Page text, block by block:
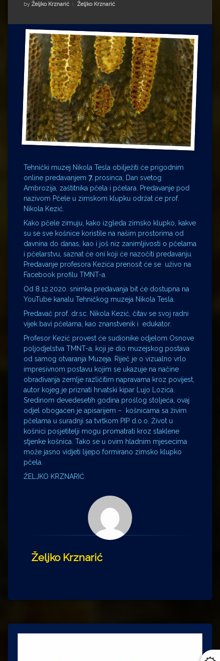
Impressum
Milenko Strižak
Drugi autori
Drugi autori
Matea Andrić
Ljiljana Lekanić-Kljaić
Željko Krznarić
Mario Lovreković
Miroslav Šantek
by Željko Krznarić Kategorije:
Željko Krznarić
Tehnički muzej Nikola Tesla obilježiti će prigodnim
online predavanjem 7. prosinca, Dan svetog
Ambrozija, zaštitnika pčela i pčelara. Predavanje pod
nazivom Pčele u zimskom klupku održat će prof.
Nikola Kezić.
Kako pčele zimuju, kako izgleda zimsko klupko, kakve
su se sve košnice koristile na našim prostorima od
davnina do danas, kao i još niz zanimljivosti o pčelama
i pčelarstvu, saznat će oni koji će nazočiti predavanju.
Predavanje profesora Kezića prenosit će se uživo na
Facebook profilu TMNT-a.
Od 8.12.2020. snimka predavanja bit će dostupna na
YouTube kanalu Tehničkog muzeja Nikola Tesla.
Predavač prof. dr.sc. Nikola Kezić, čitav se svoj radni
vijek bavi pčelama, kao znanstvenik i edukator.
Profesor Kezić provest će sudionike odjelom Osnove
poljodjelstva TMNT-a, koji je dio muzejskog postava
od samog otvaranja Muzeja. Riječ je o vizualno vrlo
impresivnom postavu kojim se ukazuje na načine
obrađivanja zemlje različitim napravama kroz povijest,
autor kojeg je priznati hrvatski kipar Lujo Lozica.
Sredinom devedesetih godina prošlog stoljeća, ovaj
odjel obogaćen je apisarijem – košnicama sa živim
pčelama u suradnji sa tvrtkom PIP d.o.o. Život u
košnici posjetitelji mogu promatrati kroz staklene
stjenke košnica. Tako se u ovim hladnim mjesecima
može jasno vidjeti lijepo formirano zimsko klupko
pčela.
ŽELJKO KRZNARIĆ
Željko Krznarić